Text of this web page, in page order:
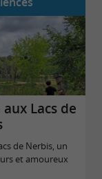
Lacs de
de Nerbis, un
et amoureux